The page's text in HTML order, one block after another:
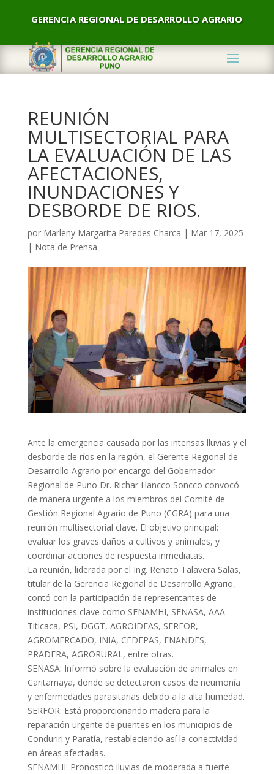
GERENCIA REGIONAL DE DESARROLLO AGRARIO
REUNIÓN
MULTISECTORIAL PARA
LA EVALUACIÓN DE LAS
AFECTACIONES,
INUNDACIONES Y
DESBORDE DE RIOS.
por Marleny Margarita Paredes Charca | Mar 17, 2025
| Nota de Prensa
Ante la emergencia causada por las intensas lluvias y el
desborde de ríos en la región, el Gerente Regional de
Desarrollo Agrario por encargo del Gobernador
Regional de Puno Dr. Richar Hancco Soncco convocó
de manera urgente a los miembros del Comité de
Gestión Regional Agrario de Puno (CGRA) para una
reunión multisectorial clave. El objetivo principal:
evaluar los graves daños a cultivos y animales, y
coordinar acciones de respuesta inmediatas.
La reunión, liderada por el Ing. Renato Talavera Salas,
titular de la Gerencia Regional de Desarrollo Agrario,
contó con la participación de representantes de
instituciones clave como SENAMHI, SENASA, AAA
Titicaca, PSI, DGGT, AGROIDEAS, SERFOR,
AGROMERCADO, INIA, CEDEPAS, ENANDES,
PRADERA, AGRORURAL, entre otras.
SENASA: Informó sobre la evaluación de animales en
Caritamaya, donde se detectaron casos de neumonía
y enfermedades parasitarias debido a la alta humedad.
SERFOR: Está proporcionando madera para la
reparación urgente de puentes en los municipios de
Conduriri y Paratía, restableciendo así la conectividad
en áreas afectadas.
SENAMHI: Pronosticó lluvias de moderada a fuerte